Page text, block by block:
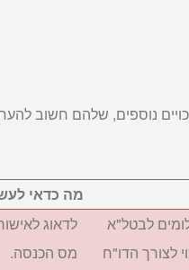
נוספים, שלהם חשוב
מה כדאי
לבטל"א
לצורך הדו"ח
לדאוג
מס הכנסה.